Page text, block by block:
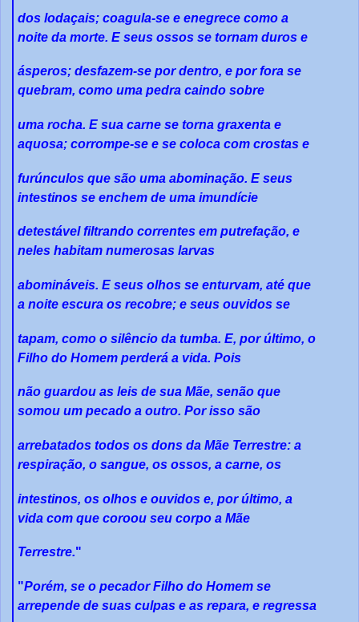
dos lodaçais; coagula-se e enegrece como a
noite da morte. E seus ossos se tornam duros e
ásperos; desfazem-se por dentro, e por fora se
quebram, como uma pedra caindo sobre
uma rocha. E sua carne se torna graxenta e
aquosa; corrompe-se e se coloca com crostas e
furúnculos que são uma abominação. E seus
intestinos se enchem de uma imundície
detestável filtrando correntes em putrefação, e
neles habitam numerosas larvas
abomináveis. E seus olhos se enturvam, até que
a noite escura os recobre; e seus ouvidos se
tapam, como o silêncio da tumba. E, por último, o
Filho do Homem perderá a vida. Pois
não guardou as leis de sua Mãe, senão que
somou um pecado a outro. Por isso são
arrebatados todos os dons da Mãe Terrestre: a
respiração, o sangue, os ossos, a carne, os
intestinos, os olhos e ouvidos e, por último, a
vida com que coroou seu corpo a Mãe
Terrestre."
"Porém, se o pecador Filho do Homem se
arrepende de suas culpas e as repara, e regressa